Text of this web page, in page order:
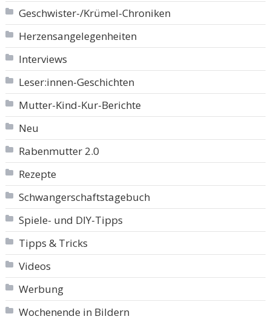
Geschwister-/Krümel-Chroniken
Herzensangelegenheiten
Interviews
Leser:innen-Geschichten
Mutter-Kind-Kur-Berichte
Neu
Rabenmutter 2.0
Rezepte
Schwangerschaftstagebuch
Spiele- und DIY-Tipps
Tipps & Tricks
Videos
Werbung
Wochenende in Bildern